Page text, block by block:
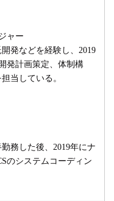
ャー
発などを経験し、2019
発計画策定、体制構
当している。
務した後、2019年にナ
のシステムコーディン